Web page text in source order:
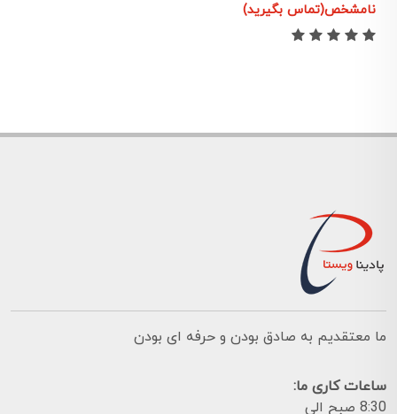
نامشخص(تماس بگیرید)
ما معتقدیم به صادق بودن و حرفه ای بودن
ساعات کاری ما:
8:30 صبح الی